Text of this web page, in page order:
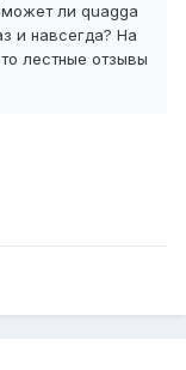
ли quagga
и навсегда? На
лестные отзывы